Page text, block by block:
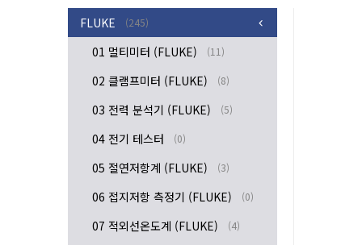
FLUKE (245)
01 멀티미터 (FLUKE) (11)
02 클램프미터 (FLUKE) (8)
03 전력 분석기 (FLUKE) (5)
04 전기 테스터 (0)
05 절연저항계 (FLUKE) (3)
06 접지저항 측정기 (FLUKE) (0)
07 적외선온도계 (FLUKE) (4)